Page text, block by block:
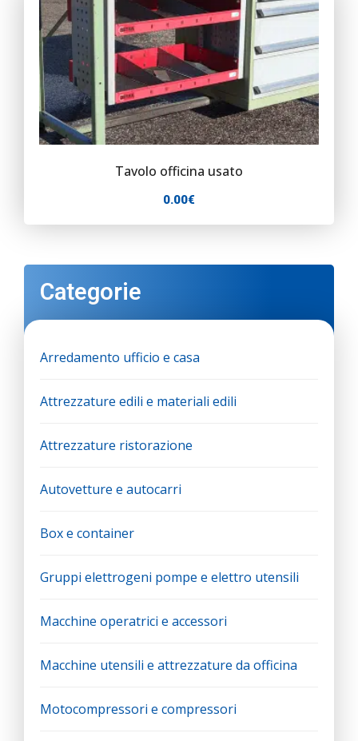
Categorie
Arredamento ufficio e casa
Attrezzature edili e materiali edili
Attrezzature ristorazione
Autovetture e autocarri
Box e container
Gruppi elettrogeni pompe e elettro utensili
Macchine operatrici e accessori
Macchine utensili e attrezzature da officina
Motocompressori e compressori
Tavolo officina usato
0.00€